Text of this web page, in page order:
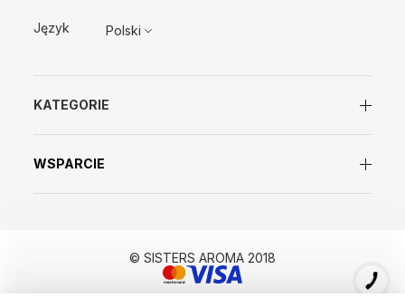
KATEGORIE
WSPARCIE
Język Polski
© SISTERS AROMA 2018